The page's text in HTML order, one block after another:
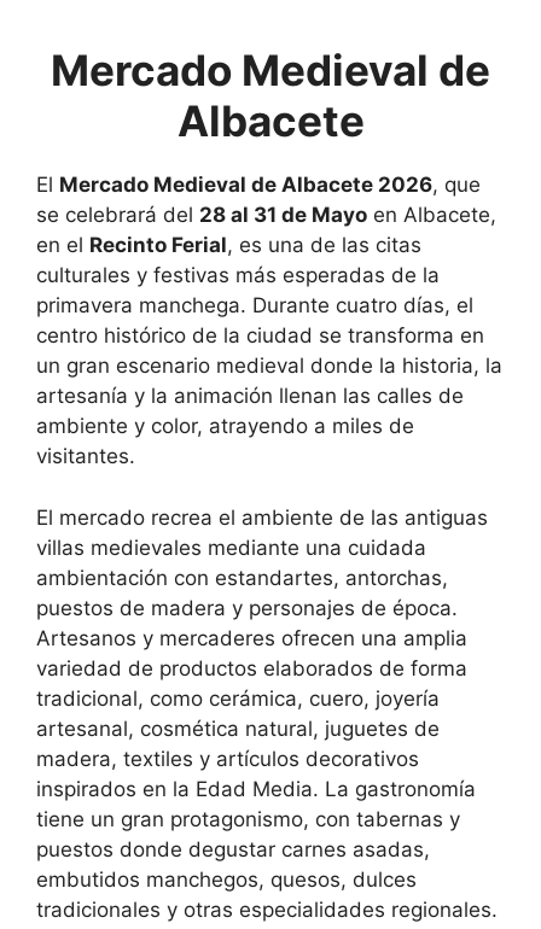
Mercado Medieval de
Albacete
El Mercado Medieval de Albacete 2026, que
se celebrará del 28 al 31 de Mayo en Albacete,
en el Recinto Ferial, es una de las citas
culturales y festivas más esperadas de la
primavera manchega. Durante cuatro días, el
centro histórico de la ciudad se transforma en
un gran escenario medieval donde la historia, la
artesanía y la animación llenan las calles de
ambiente y color, atrayendo a miles de
visitantes.
El mercado recrea el ambiente de las antiguas
villas medievales mediante una cuidada
ambientación con estandartes, antorchas,
puestos de madera y personajes de época.
Artesanos y mercaderes ofrecen una amplia
variedad de productos elaborados de forma
tradicional, como cerámica, cuero, joyería
artesanal, cosmética natural, juguetes de
madera, textiles y artículos decorativos
inspirados en la Edad Media. La gastronomía
tiene un gran protagonismo, con tabernas y
puestos donde degustar carnes asadas,
embutidos manchegos, quesos, dulces
tradicionales y otras especialidades regionales.